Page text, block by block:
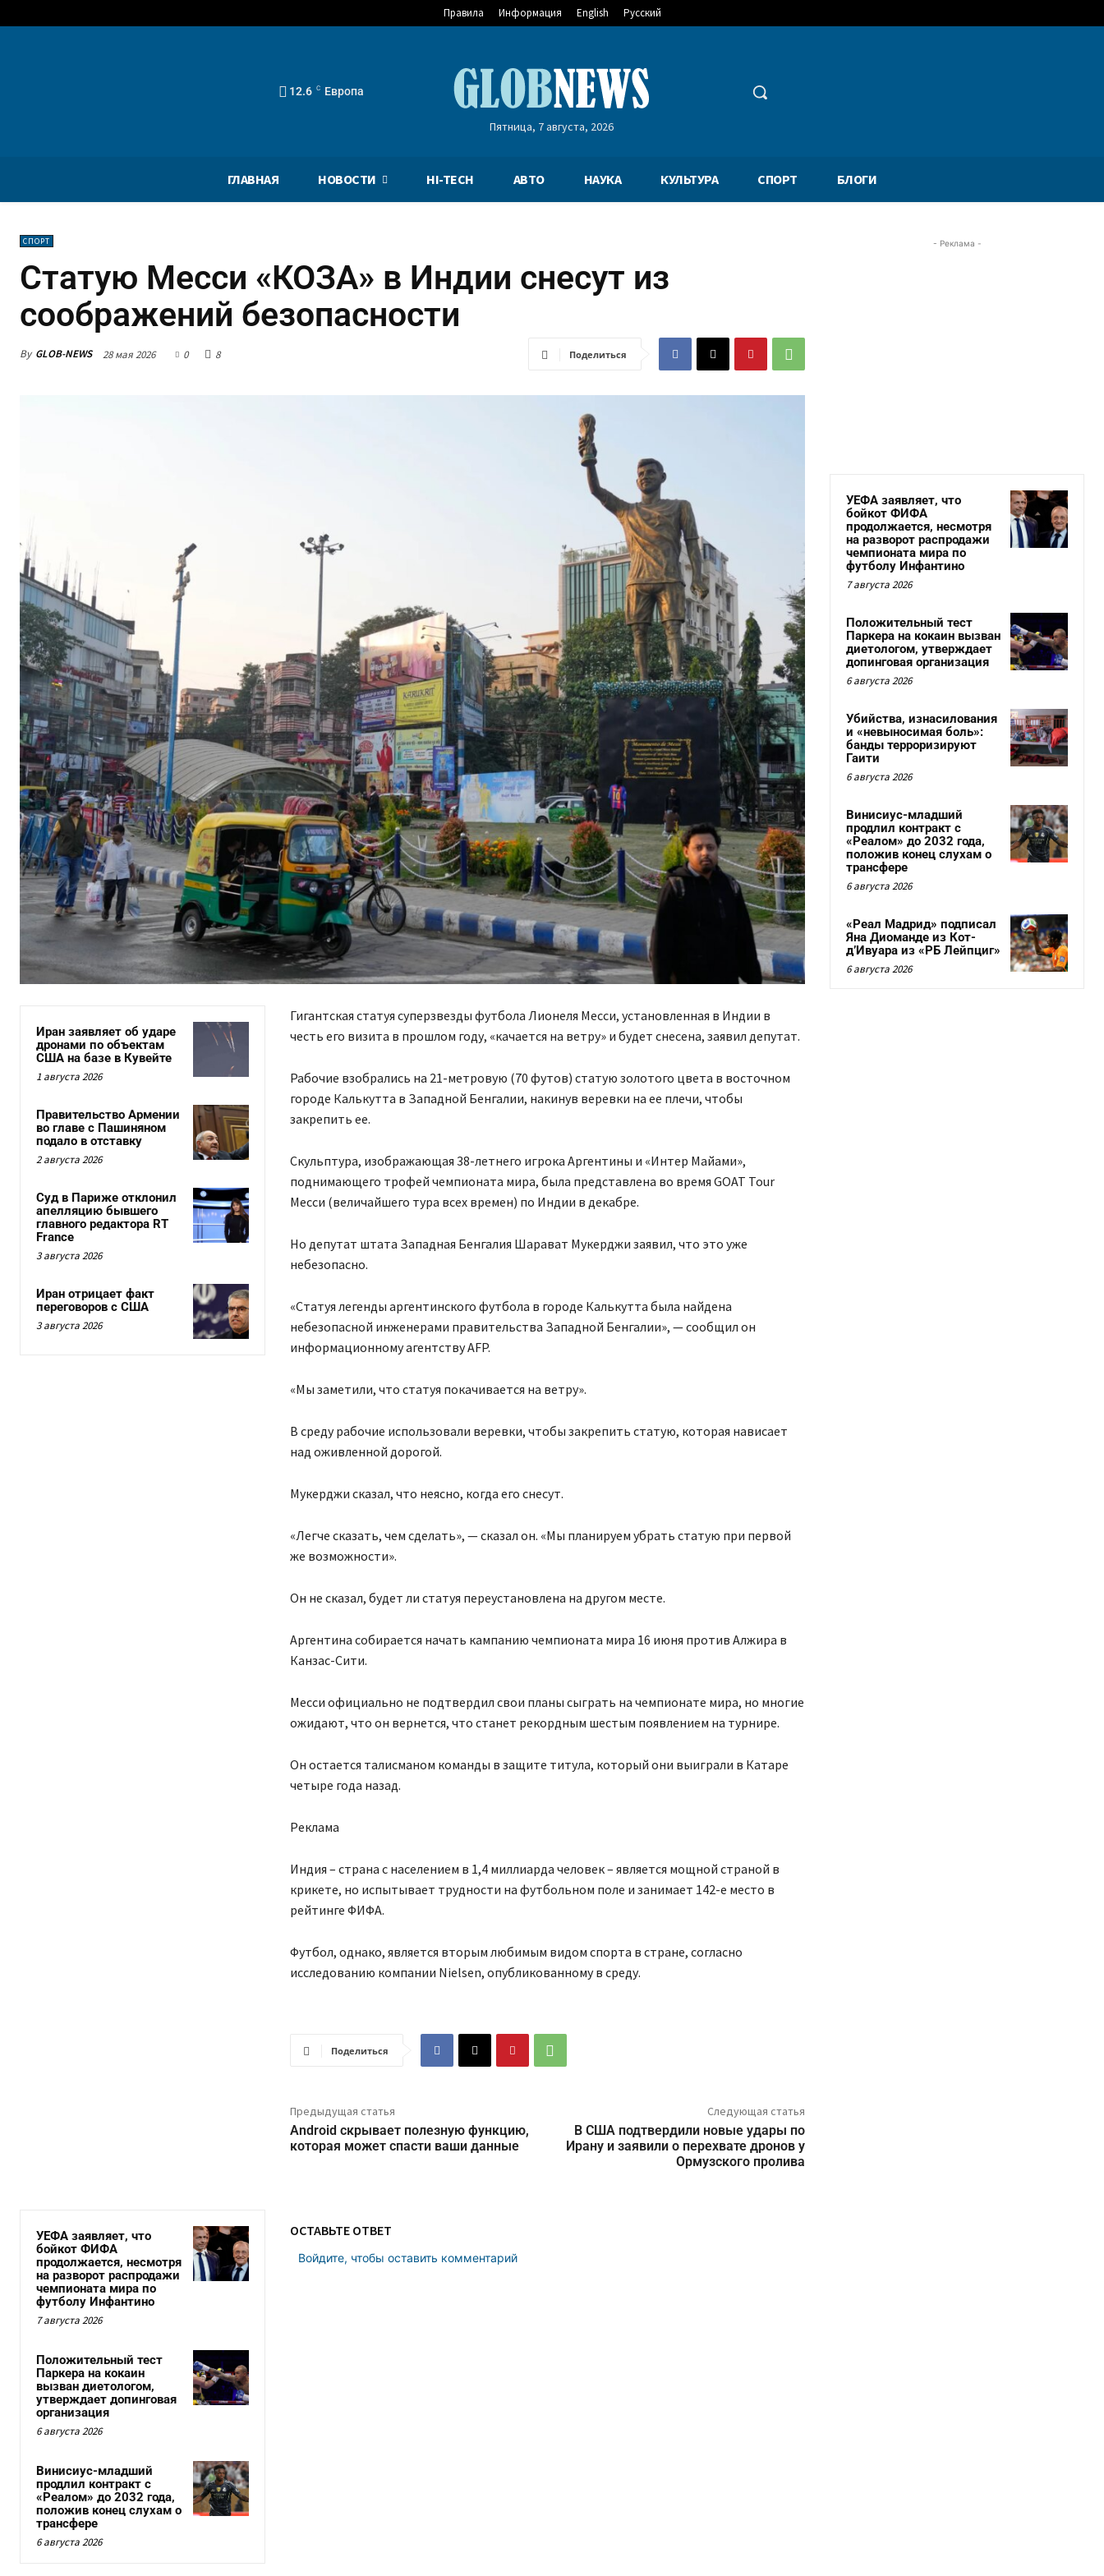
Правила Информация English Русский
12.6 C Европа
Пятница, 7 августа, 2026
ГЛАВНАЯ НОВОСТИ HI-TECH АВТО НАУКА КУЛЬТУРА СПОРТ БЛОГИ
СПОРТ
Статую Месси «КОЗА» в Индии снесут из
соображений безопасности
By GLOB-NEWS 28 мая 2026 0 8 Поделиться
Иран заявляет об ударе
дронами по объектам
США на базе в Кувейте
1 августа 2026
Правительство Армении
во главе с Пашиняном
подало в отставку
2 августа 2026
Суд в Париже отклонил
апелляцию бывшего
главного редактора RT
France
3 августа 2026
Иран отрицает факт
переговоров с США
3 августа 2026
Гигантская статуя суперзвезды футбола Лионеля Месси, установленная в Индии в
честь его визита в прошлом году, «качается на ветру» и будет снесена, заявил депутат.
Рабочие взобрались на 21-метровую (70 футов) статую золотого цвета в восточном
городе Калькутта в Западной Бенгалии, накинув веревки на ее плечи, чтобы
закрепить ее.
Скульптура, изображающая 38-летнего игрока Аргентины и «Интер Майами»,
поднимающего трофей чемпионата мира, была представлена во время GOAT Tour
Месси (величайшего тура всех времен) по Индии в декабре.
Но депутат штата Западная Бенгалия Шарават Мукерджи заявил, что это уже
небезопасно.
«Статуя легенды аргентинского футбола в городе Калькутта была найдена
небезопасной инженерами правительства Западной Бенгалии», — сообщил он
информационному агентству AFP.
«Мы заметили, что статуя покачивается на ветру».
В среду рабочие использовали веревки, чтобы закрепить статую, которая нависает
над оживленной дорогой.
Мукерджи сказал, что неясно, когда его снесут.
«Легче сказать, чем сделать», — сказал он. «Мы планируем убрать статую при первой
же возможности».
Он не сказал, будет ли статуя переустановлена на другом месте.
Аргентина собирается начать кампанию чемпионата мира 16 июня против Алжира в
Канзас-Сити.
Месси официально не подтвердил свои планы сыграть на чемпионате мира, но многие
ожидают, что он вернется, что станет рекордным шестым появлением на турнире.
Он остается талисманом команды в защите титула, который они выиграли в Катаре
четыре года назад.
Реклама
Индия – страна с населением в 1,4 миллиарда человек – является мощной страной в
крикете, но испытывает трудности на футбольном поле и занимает 142-е место в
рейтинге ФИФА.
Футбол, однако, является вторым любимым видом спорта в стране, согласно
исследованию компании Nielsen, опубликованному в среду.
Поделиться
Предыдущая статья
Android скрывает полезную функцию,
которая может спасти ваши данные
Следующая статья
В США подтвердили новые удары по
Ирану и заявили о перехвате дронов у
Ормузского пролива
УЕФА заявляет, что
бойкот ФИФА
продолжается, несмотря
на разворот распродажи
чемпионата мира по
футболу Инфантино
7 августа 2026
Положительный тест
Паркера на кокаин
вызван диетологом,
утверждает допинговая
организация
6 августа 2026
Винисиус-младший
продлил контракт с
«Реалом» до 2032 года,
положив конец слухам о
трансфере
6 августа 2026
ОСТАВЬТЕ ОТВЕТ
Войдите, чтобы оставить комментарий
- Реклама -
УЕФА заявляет, что
бойкот ФИФА
продолжается, несмотря
на разворот распродажи
чемпионата мира по
футболу Инфантино
7 августа 2026
Положительный тест
Паркера на кокаин вызван
диетологом, утверждает
допинговая организация
6 августа 2026
Убийства, изнасилования
и «невыносимая боль»:
банды терроризируют
Гаити
6 августа 2026
Винисиус-младший
продлил контракт с
«Реалом» до 2032 года,
положив конец слухам о
трансфере
6 августа 2026
«Реал Мадрид» подписал
Яна Диоманде из Кот-
д’Ивуара из «РБ Лейпциг»
6 августа 2026